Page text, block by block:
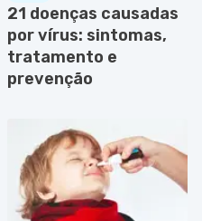
21 doenças causadas
por vírus: sintomas,
tratamento e
prevenção